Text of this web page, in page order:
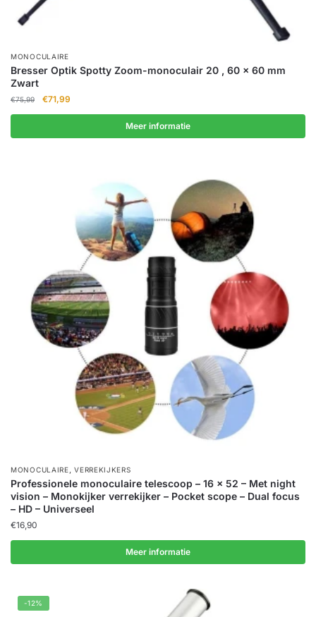
MONOCULAIRE
Bresser Optik Spotty Zoom-monoculair 20 , 60 x 60 mm
Zwart
€75,99
Oorspronkelijke
prijs
€75,99.
€71,99
prijs
€71,99.
Meer informatie
MONOCULAIRE,VERREKIJKERS
Professionele monoculaire telescoop – 16 x 52 – Met night
vision – Monokijker verrekijker – Pocket scope – Dual focus
– HD – Universeel
€16,90
Meer informatie
-12%